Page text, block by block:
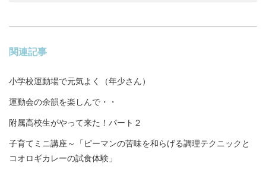
関連記事
小学校運動場で元気よく（年少さん）
運動会の余韻を楽しんで・・
附属高校生がやって来た！パート２
子育てミニ講座～「ピーマンの苦味を和らげる調理テクニックと
コオロギカレーの試食体験」